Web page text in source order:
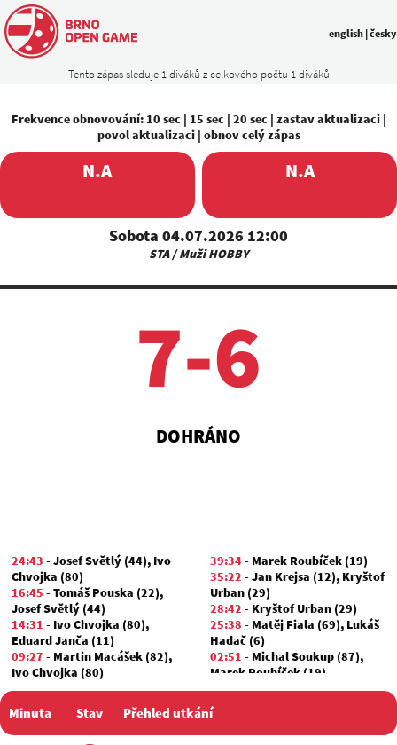
Tento zápas sleduje 1 diváků z celkového počtu 1 diváků
english |česky
Frekvence obnovování: 10 sec | 15 sec | 20 sec | zastav aktualizaci|
povol aktualizaci| obnov celý zápas
N.A
Sobota 04.07.2026 12:00
STA / Muži HOBBY
N.A
7-6
DOHRÁNO
24:43 -Josef Světlý (44), Ivo
Chvojka (80)
16:45 -Tomáš Pouska (22),
Josef Světlý (44)
14:31 - Ivo Chvojka (80),
Eduard Janča (11)
09:27 - Martin Macášek (82),
Ivo Chvojka (80)
07:46-Karel Kabelka (88)
02:27
Tomáš Pouska (22)
Ivo
Chvojka (80)
00:00-Josef Svoboda (16)
39:34- Marek Roubíček (19)
35:22 -Jan Krejsa (12), Kryštof
Urban (29)
28:42 - Kryštof Urban (29)
25:38 - Matěj Fiala (69), Lukáš
Hadač (6)
02:51 - Michal Soukup (87),
Marek Roubíček (19)
00:19-Marek Roubíček (19),
Bedřich Švec (77)
Minuta Stav Přehled utkání